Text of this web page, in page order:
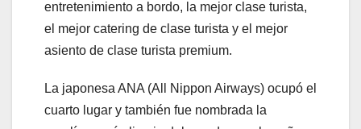
entretenimiento a bordo, la mejor clase turista,
el mejor catering de clase turista y el mejor
asiento de clase turista premium.
La japonesa ANA (All Nippon Airways) ocupó el
cuarto lugar y también fue nombrada la